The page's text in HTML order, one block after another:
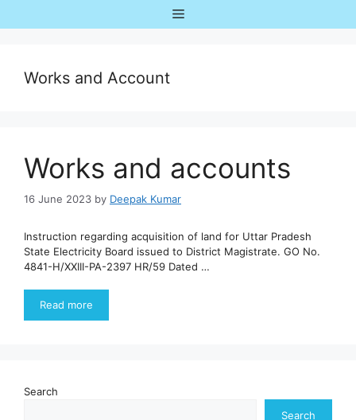
Menu
Works and Account
Works and accounts
16 June 2023 by Deepak Kumar
Instruction regarding acquisition of land for Uttar Pradesh
State Electricity Board issued to District Magistrate. GO No.
4841-H/XXIII-PA-2397 HR/59 Dated …
Read more
Search
Search